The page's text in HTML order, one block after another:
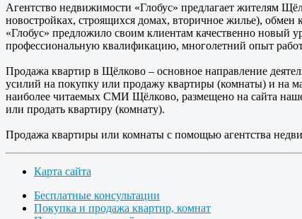
Агентство недвижимости «Глобус» предлагает жителям
новостройках, строящихся домах, вторичное жилье), обмен
«Глобус» предложило своим клиентам качественно
профессиональную квалификацию, многолетний опыт
Продажа квартир в Щёлково – основное направление
усилий на покупку или продажу квартиры (комнаты) и на
наиболее читаемых СМИ Щёлково, размещено на сайта
или продать квартиру (комнату).
Продажа квартиры или комнаты с помощью агентства
Карта сайта
Бесплатные консультации
Покупка и продажа квартир, комнат